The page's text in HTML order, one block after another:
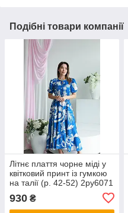
Подібні товари компанії
Літнє плаття чорне міді у
квітковий принт із гумкою
на талії (р. 42-52) 2py6071
930 ₴